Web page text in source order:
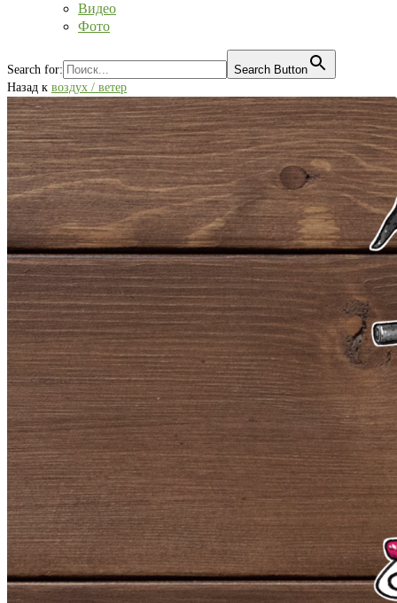
Видео
Фото
Search for:
Search Button
Назад к воздух / ветер